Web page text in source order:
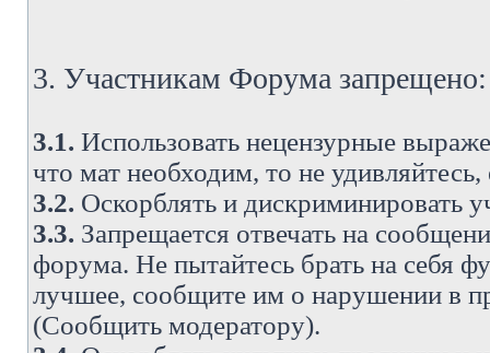
3. Участникам Форума запрещено:
3.1. Использовать нецензурные
что мат необходим, то не
3.2. Оскорблять и дискриминировать
3.3. Запрещается отвечать на
форума. Не пытайтесь брать на себя
лучшее, сообщите им о нарушении в
(Сообщить модератору).